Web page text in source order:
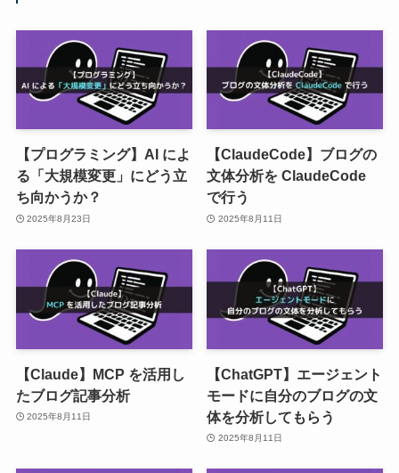
【プログラミング】AI によ
る「大規模変更」にどう立
ち向かうか？
2025年8月23日
【ClaudeCode】ブログの
文体分析を ClaudeCode
で行う
2025年8月11日
【Claude】MCP を活用し
たブログ記事分析
2025年8月11日
【ChatGPT】エージェント
モードに自分のブログの文
体を分析してもらう
2025年8月11日